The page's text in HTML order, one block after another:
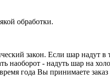
обработки.
закон. Если шар надут в
наоборот - надуть шар на
года Вы принимаете заказ